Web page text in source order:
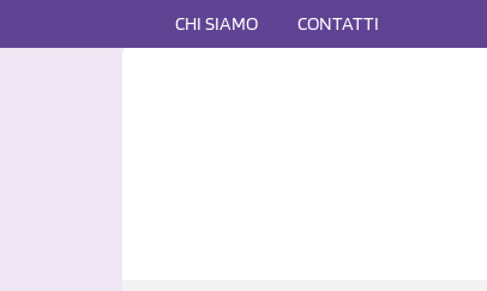
CHI SIAMO CONTATTI